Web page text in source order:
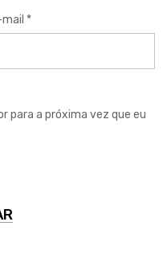
*
para a próxima vez que eu